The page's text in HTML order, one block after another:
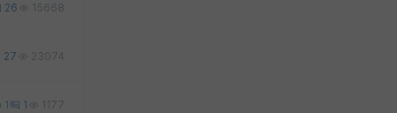
26 15668
27 23074
1 1 1177